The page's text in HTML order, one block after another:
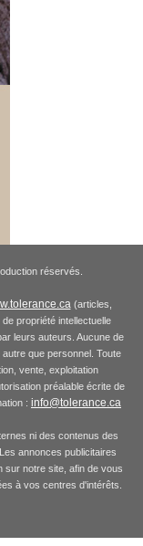
réservés.
(articles,
propriété intellectuelle
leurs auteurs. Aucune de
que personnel. Toute
vente, exploitation
préalable écrite de
: info@tolerance.ca
ni des contenus des
annonces publicitaires
sur notre site, afin de vous
à vos centres d'intérêts.